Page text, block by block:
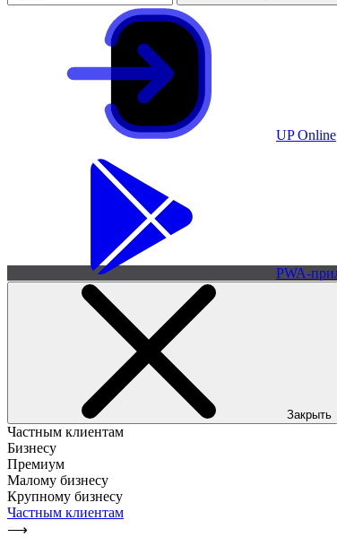
UP Online
PWA-
Закрыть
Частным клиентам
Бизнесу
Премиум
Малому бизнесу
Крупному бизнесу
Частным клиентам
⟶